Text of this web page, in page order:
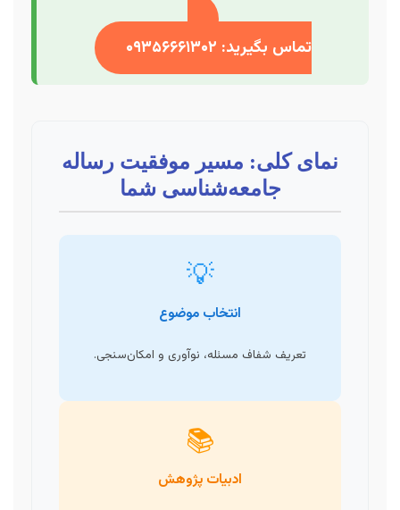
تماس بگیرید: ۰۹۳۵۶۶۶۱۳۰۲
نمای کلی: مسیر موفقیت رساله
جامعه‌شناسی شما
💡
انتخاب موضوع
تعریف شفاف مسئله، نوآوری و امکان‌سنجی.
📚
ادبیات پژوهش